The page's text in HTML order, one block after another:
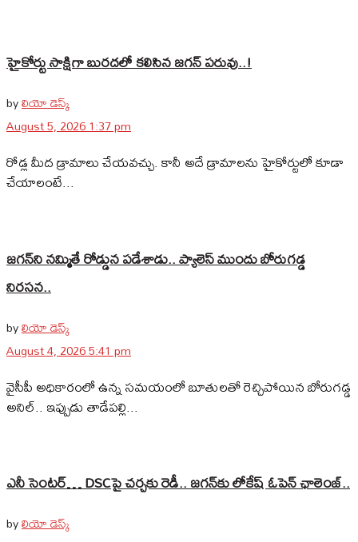
హైకోర్టు సాక్షిగా బురదలో కలిసిన జగన్ పరువు..!
byలియో డెస్క్
August 5, 2026 1:37 pm
రోడ్ల మీద డ్రామాలు చేయవచ్చు. కానీ అదే డ్రామాలను హైకోర్టులో కూడా
చేయాలంటే...
జగన్‌ని నమ్మితే రోడ్డున పడేశాడు.. ప్యాలెస్‌ ముందు బోరుగడ్డ
నిరసన..
byలియో డెస్క్
August 4, 2026 5:41 pm
వైసీపీ అధికారంలో ఉన్న సమయంలో బూతులతో రెచ్చిపోయిన బోరుగడ్డ
అనిల్‌.. ఇప్పుడు తాడేపల్లి...
ఎనీ సెంటర్‌… DSCపై చర్చకు రెడీ.. జగన్‌కు లోకేష్‌ ఓపెన్ ఛాలెంజ్..
byలియో డెస్క్